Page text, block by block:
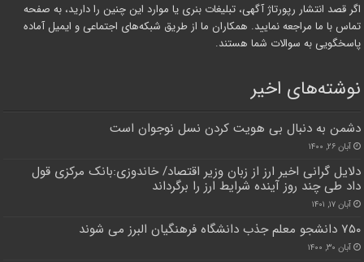
اگر قصد انتشار رپورتاژ آگهی، تبلیغات بنری یا موارد این چنین را دارید، به صفحه
تماس با ما مراجعه نمایید. همکاران ما از طریق شبکه‌های اجتماعی و ایمیل آماده
پاسخگویی به سوالات شما هستند.
نوشته‌های اخیر
دشمن به دنبال بی هویت کردن نسل نوجوان است
آبان ۲۶, ۱۴۰۰
دلایل گرانی اخیر ارز از زبان وزیر اقتصاد/ خاندوزی:بانک مرکزی قول
داد طی چند روز آینده شرایط ارز را برگرداند
آبان ۱۷, ۱۴۰۱
۷۵۰ دانشجو معلم جذب دانشگاه فرهنگیان البرز می شوند
آبان ۳۰, ۱۴۰۰